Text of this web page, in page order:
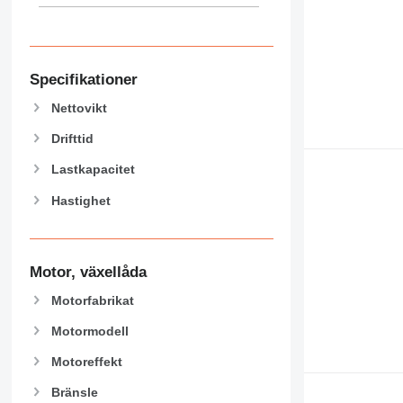
444
906
908
910
924
930
953
963
Specifikationer
Nettovikt
Drifttid
Lastkapacitet
Hastighet
Motor, växellåda
Motorfabrikat
Motormodell
Motoreffekt
Bränsle